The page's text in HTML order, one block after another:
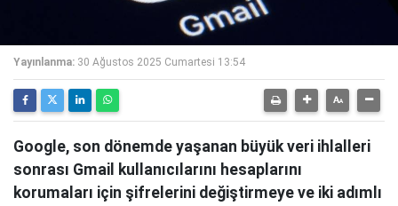
Yayınlanma: 30 Ağustos 2025 Cumartesi 13:54
Google, son dönemde yaşanan büyük veri ihlalleri
sonrası Gmail kullanıcılarını hesaplarını
korumaları için şifrelerini değiştirmeye ve iki adımlı